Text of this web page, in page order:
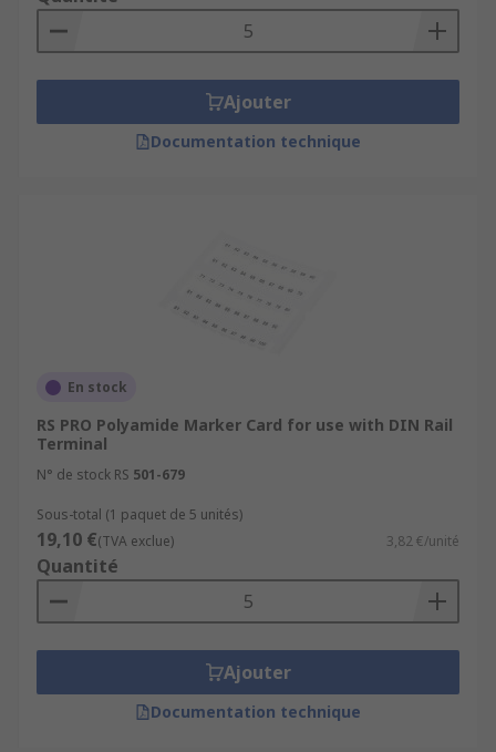
Ajouter
Documentation technique
En stock
RS PRO Polyamide Marker Card for use with DIN Rail
Terminal
N° de stock RS 501-679
Sous-total (1 paquet de 5 unités)
19,10 €(TVA exclue) 3,82 €/unité
Quantité
Ajouter
Documentation technique